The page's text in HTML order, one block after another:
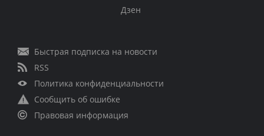
Дзен
Быстрая подписка на новости
RSS
Политика конфиденциальности
Сообщить об ошибке
Правовая информация